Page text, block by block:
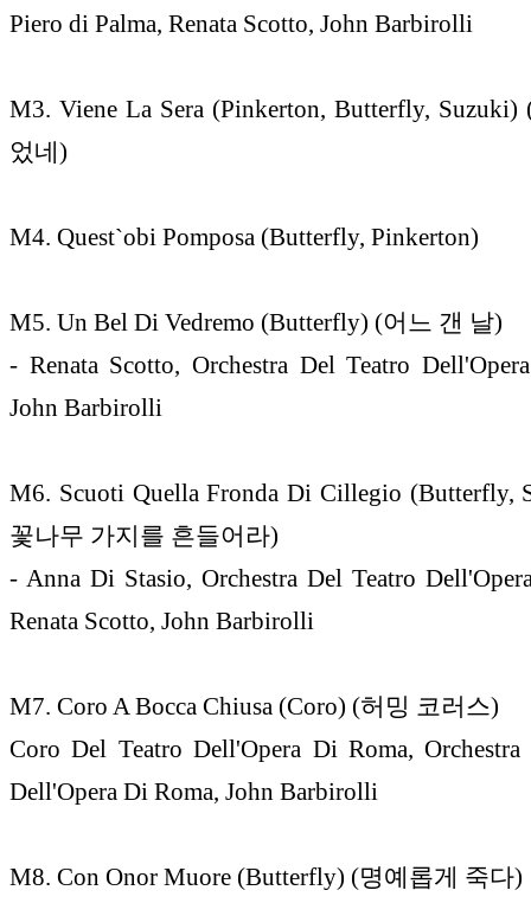
Piero di Palma, Renata Scotto, John Barbirolli
M3. Viene La Sera (Pinkerton, Butterfly,
었네)
M4. Quest`obi Pomposa (Butterfly, Pinkerton)
M5. Un Bel Di Vedremo (Butterfly) (어느 갠 날)
- Renata Scotto, Orchestra Del Teatro
John Barbirolli
M6. Scuoti Quella Fronda Di Cillegio (Butterfly,
꽃나무 가지를 흔들어라)
- Anna Di Stasio, Orchestra Del Teatro
Renata Scotto, John Barbirolli
M7. Coro A Bocca Chiusa (Coro) (허밍 코러스)
Coro Del Teatro Dell'Opera Di Roma, Orchestra
Dell'Opera Di Roma, John Barbirolli
M8. Con Onor Muore (Butterfly) (명예롭게 죽다)